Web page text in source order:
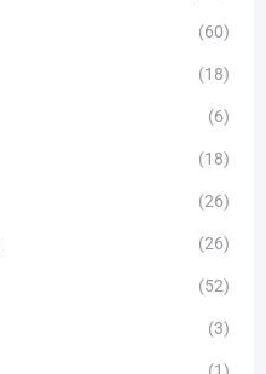
(60)
(18)
(6)
(18)
(26)
(26)
(52)
(3)
(1)